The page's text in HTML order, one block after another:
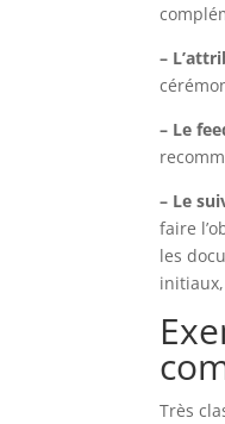
–
– Le
– Le
faire
les
Très